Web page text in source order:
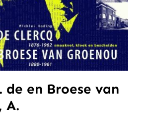
de en Broese van
A.